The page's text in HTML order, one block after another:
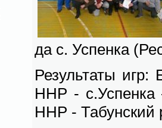
да с. Успен­ка
Ре­зуль­та­ты игр:
ННР - с.Успен­ка
ННР - Та­бун­ский